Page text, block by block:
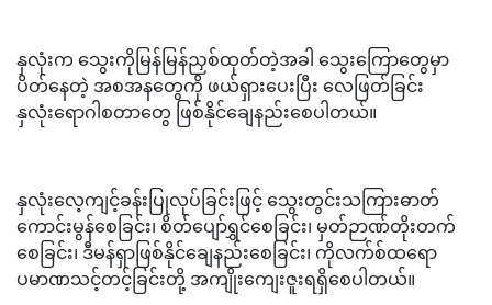
နှလုံးက သွေးကိုမြန်မြန်ညှစ်ထုတ်တဲ့အခါ သွေးကြောတွေမှာ
ပိတ်နေတဲ့ အစအနတွေကို ဖယ်ရှားပေးပြီး လေဖြတ်ခြင်း
နှလုံးရောဂါစတာတွေ ဖြစ်နိုင်ချေနည်းစေပါတယ်။
နှလုံးလေ့ကျင့်ခန်းပြုလုပ်ခြင်းဖြင့် သွေးတွင်းသကြားဓာတ်
ကောင်းမွန်စေခြင်း၊ စိတ်ပျော်ရွှင်စေခြင်း၊ မှတ်ဉာဏ်တိုးတက်
စေခြင်း၊ ဒီမန်ရှာဖြစ်နိုင်ချေနည်းစေခြင်း၊ ကိုလက်စ်ထရော
ပမာဏသင့်တင့်ခြင်းတို့ အကျိုးကျေးဇူးရရှိစေပါတယ်။